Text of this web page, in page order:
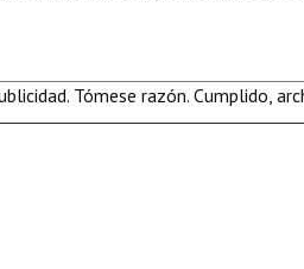
Tómese razón. Cumplido,